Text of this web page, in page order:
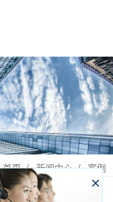
首页 新闻中心 案例